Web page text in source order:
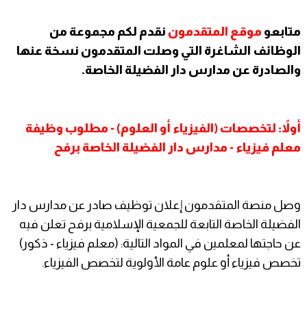
متابعو موقع المتقدمون نقدم لكم مجموعة من
الوظائف الشاغرة التي وصلت المتقدمون نسخة عنها
والصادرة عن مدارس دار الفضيلة الخاصة.
أولاً: لتخصصات (الفيزياء أو العلوم) - مطلوب وظيفة
معلم فيزياء - مدارس دار الفضيلة الخاصة برفح
وصل منصة المتقدمون إعلان توظيف صادر عن مدارس دار
الفضيلة الخاصة التابعة للجمعية الإسلامية برفح تعلن فيه
عن حاجتها لمعلمين في المواد التالية: (معلم فيزياء - ذكور)
تخصص فيزياء أو علوم عامة الأولوية لتخصص الفيزياء.